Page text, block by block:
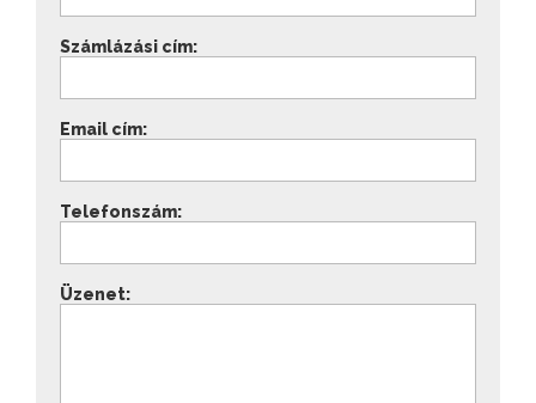
Számlázási cím:
Email cím:
Telefonszám:
Üzenet: